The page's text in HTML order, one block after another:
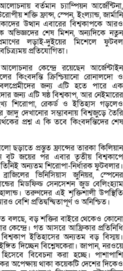
বর্তমান চ্যাম্পিয়ন আর্জেন্টিনা,
শক্তি ফ্রান্স, স্পেন, ইংল্যান্ড, জার্মানি
উত্থান এবারের বিশ্বকাপকে আরও
অভিজ্ঞদের শেষ মিশন, অন্যদিকে নতুন
লড়াই-দুইয়ের মিশেলে ফুটবল
প্রতিযোগিতা।
কেন্দ্রে রয়েছেন আর্জেন্টাইন
কিংবদন্তি ক্রিশ্চিয়ানো রোনালদো ও
জন্য এটি হতে পারে এক
জন্য এটি ষষ্ঠ বিশ্বকাপ, আর নেইমারের
শিরোপা, রেকর্ড ও ইতিহাস গড়লেও
জাদু দেখানোর সম্ভাবনায় বিশ্বজুড়ে তৈরি
প্রশ্ন এ কি তবে কিংবদন্তিদের শেষ
ছড়াতে প্রস্তুত ফ্রান্সের তারকা কিলিয়ান
বুট জয়ের পর এবার তৃতীয় বিশ্বকাপে
অন্যতম শিরোপা-নির্ধারক ফুটবলার।
ভিনিসিয়াস জুনিয়র, স্পেনের
মিডফিল্ড সেনসেশন জুড বেলিংহ্যাম
তরুণদের এই শক্তিশালী উপস্থিতি
প্রতিদ্বন্দ্বিতাপূর্ণ ও অনিশ্চিত।
বলছে, বড় শক্তির বাইরে থেকেও কোনো
গত আসরে আফ্রিকার প্রতিনিধি
ইতিহাসের অন্যতম বড় বিস্ময়।
দিচ্ছেন বিশ্লেষকেরা। জাপান, নরওয়ে
বিবেচনা করা হচ্ছে। পাশাপাশি
অপেক্ষায় থাকা কয়েকটি দেশের দিকেও